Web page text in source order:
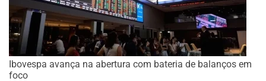
Ibovespa avança na abertura com bateria de balanços em
foco